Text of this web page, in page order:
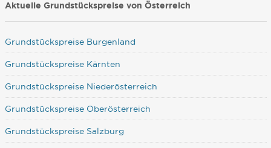
Aktuelle Grundstückspreise von Österreich
Grundstückspreise Burgenland
Grundstückspreise Kärnten
Grundstückspreise Niederösterreich
Grundstückspreise Oberösterreich
Grundstückspreise Salzburg